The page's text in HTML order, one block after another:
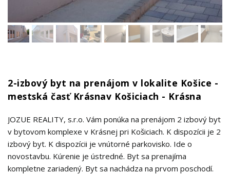
2-izbový byt na prenájom v lokalite Košice -
mestská časť Krásnav Košiciach - Krásna
JOZUE REALITY, s.r.o. Vám ponúka na prenájom 2 izbový byt
v bytovom komplexe v Krásnej pri Košiciach. K dispozícii je 2
izbový byt. K dispozícii je vnútorné parkovisko. Ide o
novostavbu. Kúrenie je ústredné. Byt sa prenajíma
kompletne zariadený. Byt sa nachádza na prvom poschodí.